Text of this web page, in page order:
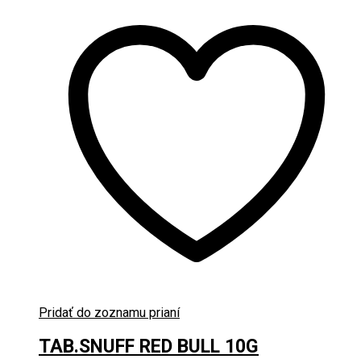
Pridať do zoznamu prianí
TAB.SNUFF RED BULL 10G